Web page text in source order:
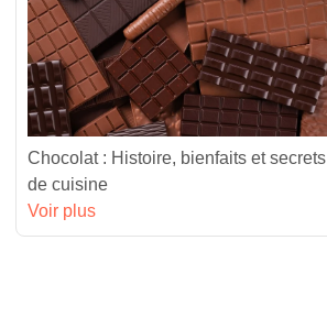
Chocolat : Histoire, bienfaits et secrets
de cuisine
Voir plus